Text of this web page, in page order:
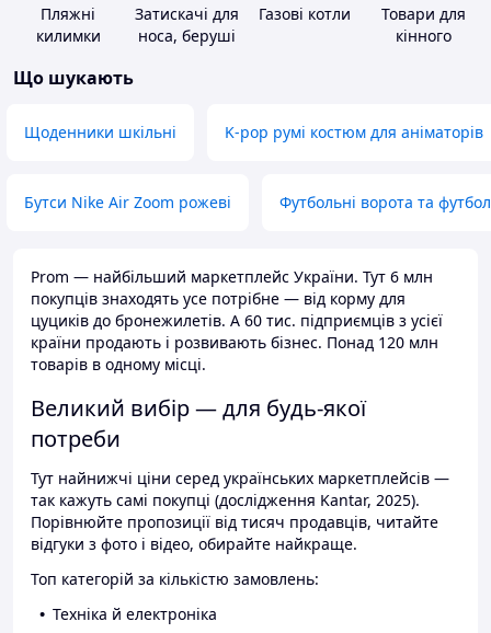
Пляжні
килимки
Затискачі для
носа, беруші
Газові котли
Товари для
кінного
Що шукають
Щоденники шкільні K-pop румі костюм для аніматорів
Бутси Nike Air Zoom рожеві Футбольні ворота та
Prom — найбільший маркетплейс України. Тут 6 млн
покупців знаходять усе потрібне — від корму для
цуциків до бронежилетів. А 60 тис. підприємців з усієї
країни продають і розвивають бізнес. Понад 120 млн
товарів в одному місці.
Великий вибір — для будь-якої
потреби
Тут найнижчі ціни серед українських маркетплейсів —
так кажуть самі покупці (дослідження Kantar, 2025).
Порівнюйте пропозиції від тисяч продавців, читайте
відгуки з фото і відео, обирайте найкраще.
Топ категорій за кількістю замовлень:
Техніка й електроніка